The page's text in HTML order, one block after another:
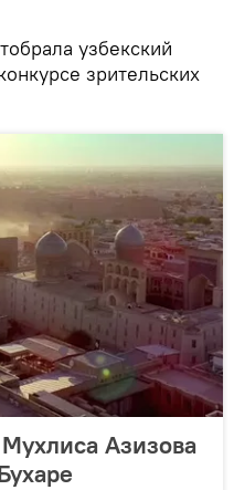
узбекский
зрительских
Азизова